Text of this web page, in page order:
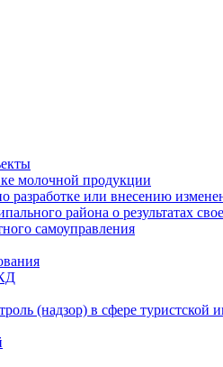
молочной продукции
разработке или внесению
района о результатах
самоуправления
(надзор) в сфере туристской